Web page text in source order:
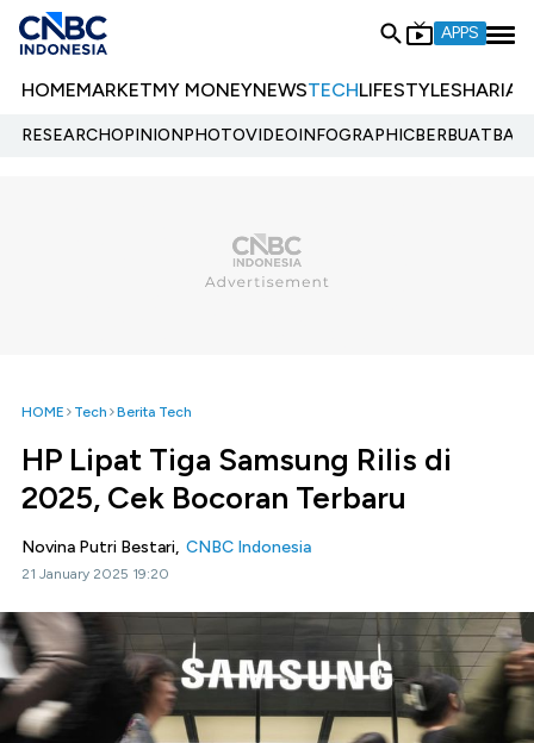
APPS
HOMEMARKETMY MONEYNEWSTECHLIFESTYLESHARIA
RESEARCHOPINIONPHOTOVIDEOINFOGRAPHIC
HOME Tech Berita Tech
HP Lipat Tiga Samsung Rilis di
2025, Cek Bocoran Terbaru
Novina Putri Bestari, CNBC Indonesia
21 January 2025 19:20